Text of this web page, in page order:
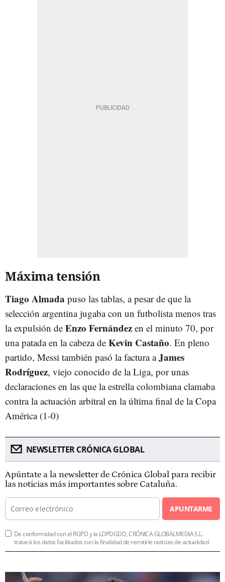
Máxima tensión
Tiago Almada puso las tablas, a pesar de que la
selección argentina jugaba con un futbolista menos tras
la expulsión de Enzo Fernández en el minuto 70, por
una patada en la cabeza de Kevin Castaño. En pleno
partido, Messi también pasó la factura aJames
Rodríguez, viejo conocido de la Liga, por unas
declaraciones en las que la estrella colombiana clamaba
contra la actuación arbitral en la última final de la Copa
América (1-0)
NEWSLETTER CRÓNICA GLOBAL
Apúntate a la newsletter de Crónica Global para recibir
las noticias más importantes sobre Cataluña.
APUNTARME
De conformidad con el RGPD y la LOPDGDD, CRÓNICA GLOBALMEDIA S.L.
tratará los datos facilitados con la finalidad de remitirle noticias de actualidad.